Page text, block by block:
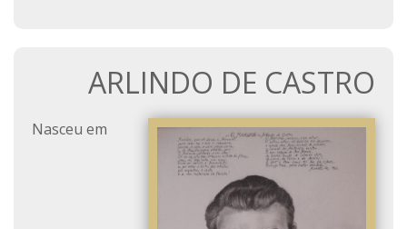
ARLINDO DE CASTRO
Nasceu em